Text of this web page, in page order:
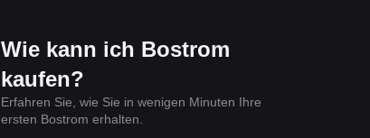
Wie kann ich Bostrom
kaufen?
Erfahren Sie, wie Sie in wenigen Minuten Ihre
ersten Bostrom erhalten.